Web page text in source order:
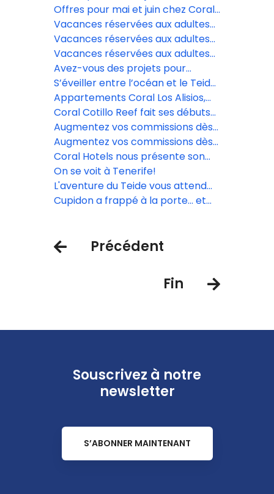
HOTELS EN MAI ET JUIN!
Hotels, avec 10 % de réduction
Offres pour mai et juin chez Coral
Hotels, avec 10 % de réduction
Vacances réservées aux adultes
dans le sud de Tenerife.
Vacances réservées aux adultes
dans le sud de Tenerife.
Vacances réservées aux adultes
dans le sud de Tenerife.
Avez-vous des projets pour
Pâques? Venez découvrir le
printemps des Canaries
S’éveiller entre l’océan et le Teide:
une expérience inoubliable à Coral
Villas La Quinta
Appartements Coral Los Alisios,
une valeur sûre pour tout type de
voyageurs.
Coral Cotillo Reef fait ses débuts
en tant que nouvelle proposition
exclusive à Fuerteventura.
Augmentez vos commissions dès
maintenant avec Coral Hotels!
Augmentez vos commissions dès
maintenant avec Coral Hotels!
Coral Hotels nous présente son
nouvel hôtel à Fuerteventura: le
Coral Cotillo Reef
On se voit à Tenerife!
L'aventure du Teide vous attend
avec des paysages magnifiques.
Cupidon a frappé à la porte… et
Précédent
Fin
Souscrivez à notre
newsletter
S’ABONNER MAINTENANT